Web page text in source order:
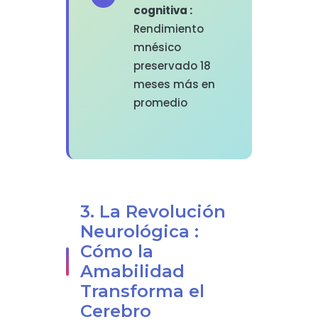
cognitiva :
Rendimiento
mnésico
preservado 18
meses más en
promedio
3. La Revolución
Neurológica :
Cómo la
Amabilidad
Transforma el
Cerebro